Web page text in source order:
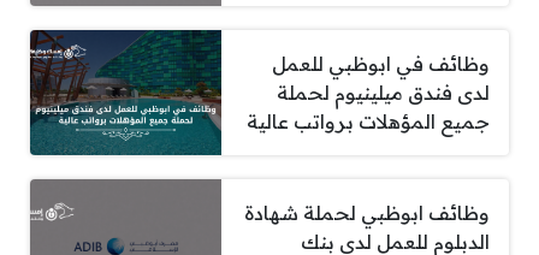
وظائف في ابوظبي للعمل
لدى فندق ميلينيوم لحملة
جميع المؤهلات برواتب عالية
وظائف ابوظبي لحملة شهادة
الدبلوم للعمل لدى بنك